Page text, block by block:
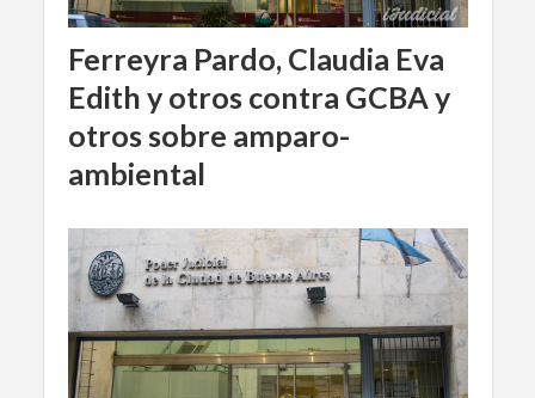
Ferreyra Pardo, Claudia Eva
Edith y otros contra GCBA y
otros sobre amparo-
ambiental